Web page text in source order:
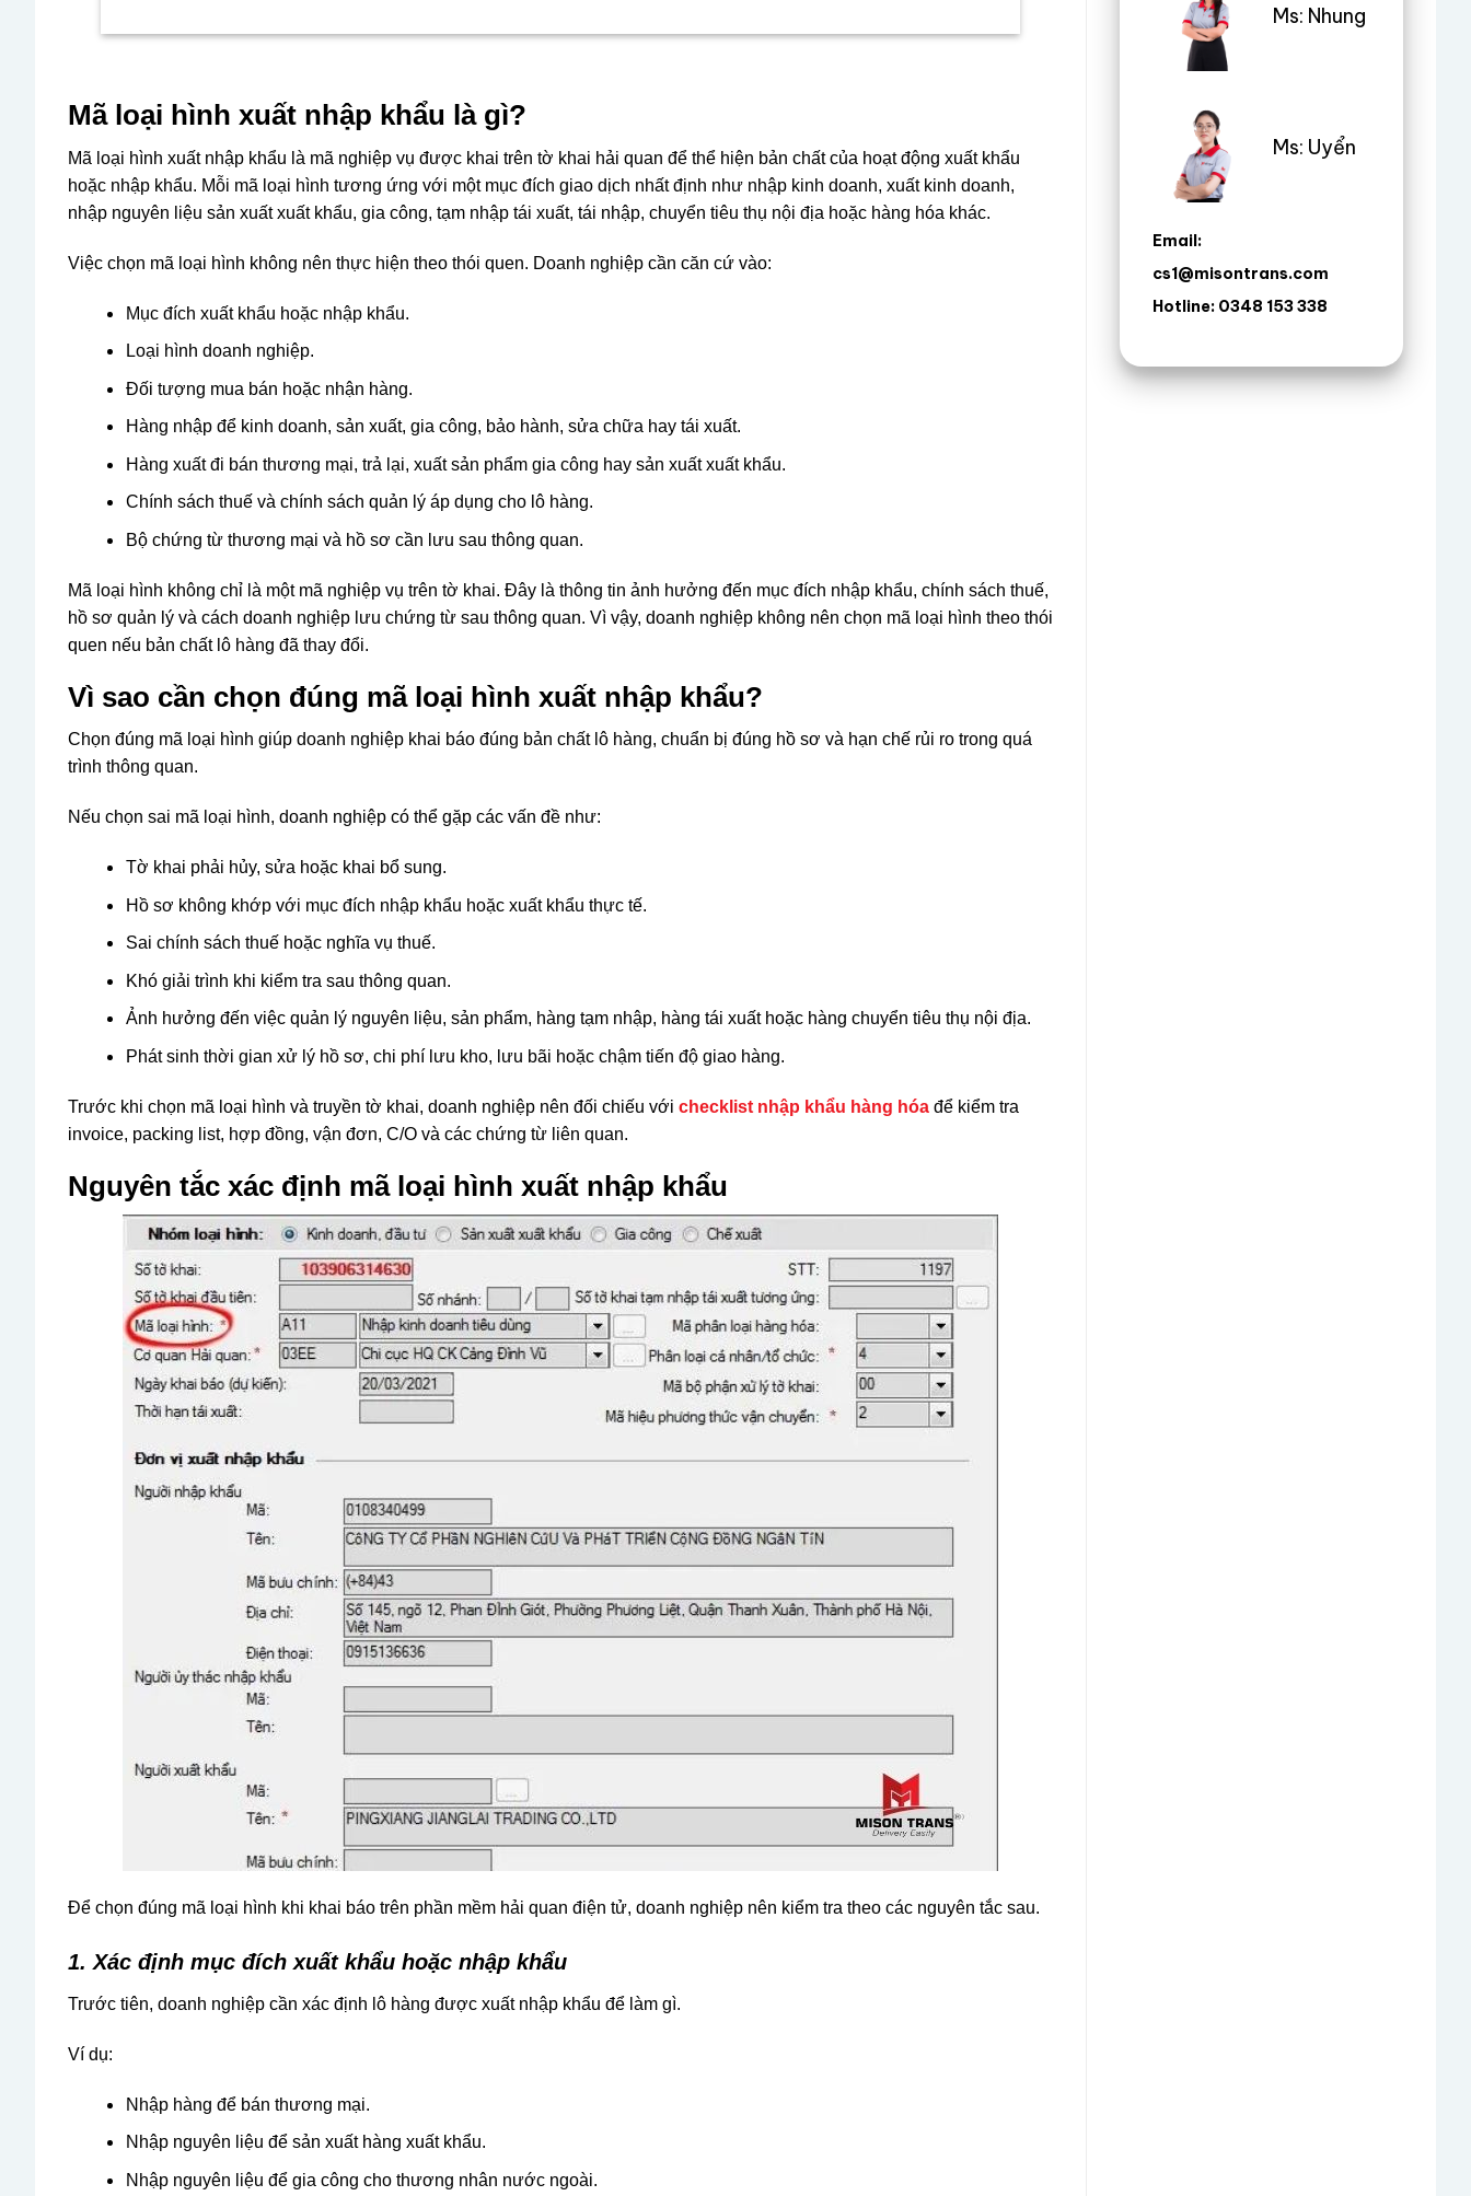
Mã loại hình xuất nhập khẩu là gì?
Mã loại hình xuất nhập khẩu là mã nghiệp vụ được khai trên tờ khai hải quan để thể hiện bản chất của hoạt động xuất khẩu
hoặc nhập khẩu. Mỗi mã loại hình tương ứng với một mục đích giao dịch nhất định như nhập kinh doanh, xuất kinh doanh,
nhập nguyên liệu sản xuất xuất khẩu, gia công, tạm nhập tái xuất, tái nhập, chuyển tiêu thụ nội địa hoặc hàng hóa khác.
Việc chọn mã loại hình không nên thực hiện theo thói quen. Doanh nghiệp cần căn cứ vào:
Mục đích xuất khẩu hoặc nhập khẩu.
Loại hình doanh nghiệp.
Đối tượng mua bán hoặc nhận hàng.
Hàng nhập để kinh doanh, sản xuất, gia công, bảo hành, sửa chữa hay tái xuất.
Hàng xuất đi bán thương mại, trả lại, xuất sản phẩm gia công hay sản xuất xuất khẩu.
Chính sách thuế và chính sách quản lý áp dụng cho lô hàng.
Bộ chứng từ thương mại và hồ sơ cần lưu sau thông quan.
Mã loại hình không chỉ là một mã nghiệp vụ trên tờ khai. Đây là thông tin ảnh hưởng đến mục đích nhập khẩu, chính sách thuế,
hồ sơ quản lý và cách doanh nghiệp lưu chứng từ sau thông quan. Vì vậy, doanh nghiệp không nên chọn mã loại hình theo thói
quen nếu bản chất lô hàng đã thay đổi.
Vì sao cần chọn đúng mã loại hình xuất nhập khẩu?
Chọn đúng mã loại hình giúp doanh nghiệp khai báo đúng bản chất lô hàng, chuẩn bị đúng hồ sơ và hạn chế rủi ro trong quá
trình thông quan.
Nếu chọn sai mã loại hình, doanh nghiệp có thể gặp các vấn đề như:
Tờ khai phải hủy, sửa hoặc khai bổ sung.
Hồ sơ không khớp với mục đích nhập khẩu hoặc xuất khẩu thực tế.
Sai chính sách thuế hoặc nghĩa vụ thuế.
Khó giải trình khi kiểm tra sau thông quan.
Ảnh hưởng đến việc quản lý nguyên liệu, sản phẩm, hàng tạm nhập, hàng tái xuất hoặc hàng chuyển tiêu thụ nội địa.
Phát sinh thời gian xử lý hồ sơ, chi phí lưu kho, lưu bãi hoặc chậm tiến độ giao hàng.
Trước khi chọn mã loại hình và truyền tờ khai, doanh nghiệp nên đối chiếu với checklist nhập khẩu hàng hóa để kiểm tra
invoice, packing list, hợp đồng, vận đơn, C/O và các chứng từ liên quan.
Nguyên tắc xác định mã loại hình xuất nhập khẩu
Để chọn đúng mã loại hình khi khai báo trên phần mềm hải quan điện tử, doanh nghiệp nên kiểm tra theo các nguyên tắc sau.
1. Xác định mục đích xuất khẩu hoặc nhập khẩu
Trước tiên, doanh nghiệp cần xác định lô hàng được xuất nhập khẩu để làm gì.
Ví dụ:
Nhập hàng để bán thương mại.
Nhập nguyên liệu để sản xuất hàng xuất khẩu.
Nhập nguyên liệu để gia công cho thương nhân nước ngoài.
Ms: Nhung
Ms: Uyển
Email:
cs1@misontrans.com
Hotline: 0348 153 338